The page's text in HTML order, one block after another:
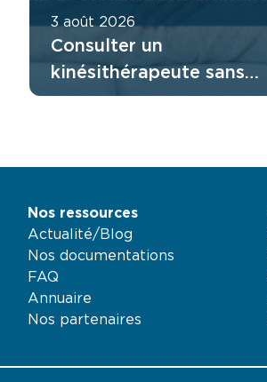
3 août 2026
Consulter un
kinésithérapeute sans
ordonnance : comment
Nos ressources
Actualité/Blog
Nos documentations
FAQ
Annuaire
Nos partenaires